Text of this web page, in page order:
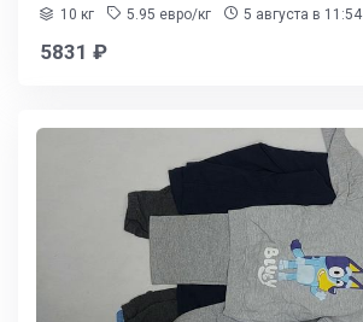
10 кг 5.95 евро/кг 5 августа в 11:54
5831 ₽